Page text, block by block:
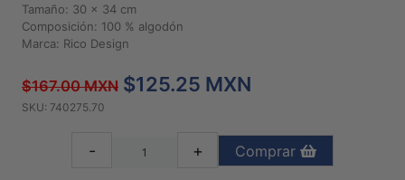
Diseños
Tamaño: 30 x 34 cm
Composición: 100 % algodón
Marca: Rico Design
$167.00 MXN $125.25 MXN
SKU: 740275.70
- + Comprar